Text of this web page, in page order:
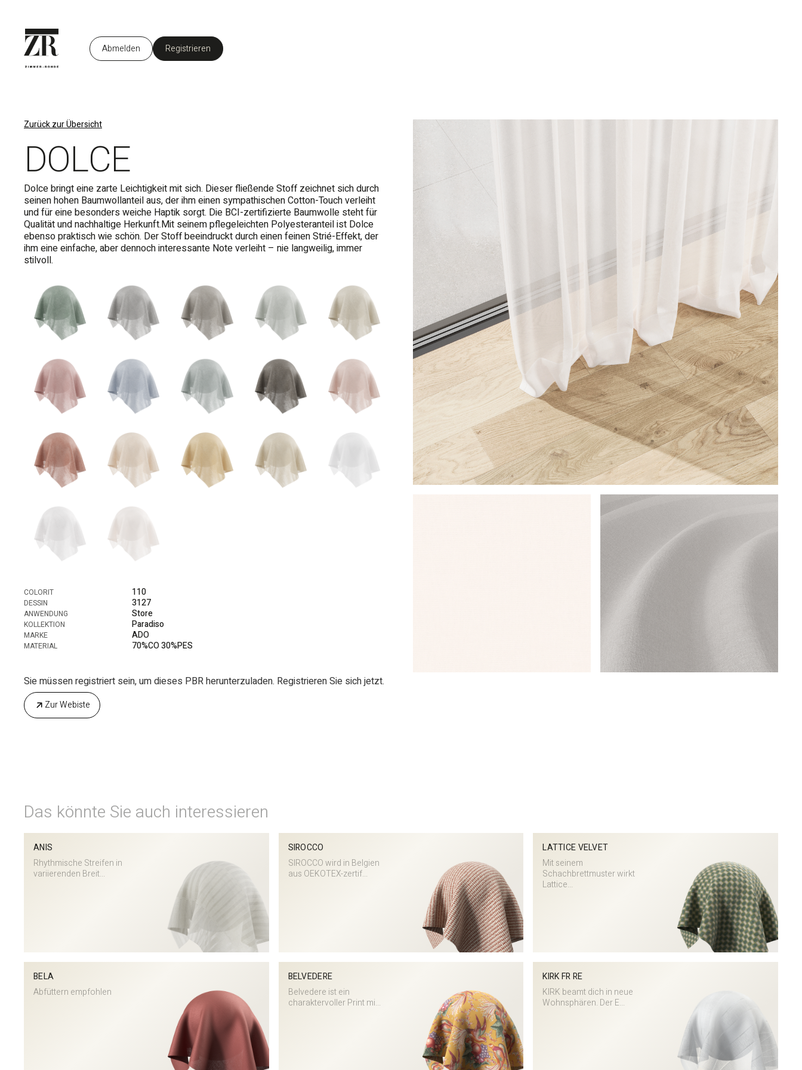
Abmelden Registrieren
Zurück zur Übersicht
DOLCE
Dolce bringt eine zarte Leichtigkeit mit sich. Dieser fließende Stoff zeichnet sich durch
seinen hohen Baumwollanteil aus, der ihm einen sympathischen Cotton-Touch verleiht
und für eine besonders weiche Haptik sorgt. Die BCI-zertifizierte Baumwolle steht für
Qualität und nachhaltige Herkunft.Mit seinem pflegeleichten Polyesteranteil ist Dolce
ebenso praktisch wie schön. Der Stoff beeindruckt durch einen feinen Strié-Effekt, der
ihm eine einfache, aber dennoch interessante Note verleiht – nie langweilig, immer
stilvoll.
COLORIT 110
DESSIN 3127
ANWENDUNG Store
KOLLEKTION Paradiso
MARKE ADO
MATERIAL 70%CO 30%PES
Sie müssen registriert sein, um dieses PBR herunterzuladen. Registrieren Sie sich jetzt.
Zur Webiste
Das könnte Sie auch interessieren
ANIS
Rhythmische Streifen in
variierenden Breit...
SIROCCO
SIROCCO wird in Belgien
aus OEKOTEX-zertif...
LATTICE VELVET
Mit seinem
Schachbrettmuster wirkt
Lattice...
BELA
Abfüttern empfohlen
BELVEDERE
Belvedere ist ein
charaktervoller Print mi...
KIRK FR RE
KIRK beamt dich in neue
Wohnsphären. Der E...